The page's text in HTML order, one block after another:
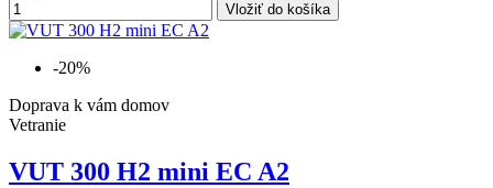
Vložiť do košíka
-20%
Doprava k vám domov
Vetranie
VUT 300 H2 mini EC A2